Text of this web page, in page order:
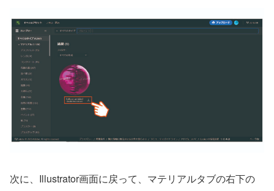
次に、Illustrator画面に戻って、マテリアルタブの右下の